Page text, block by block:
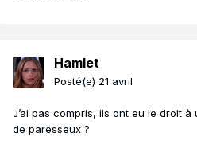
Hamlet
Posté(e) 21 avril
J’ai pas compris, ils ont eu le droit
de paresseux ?